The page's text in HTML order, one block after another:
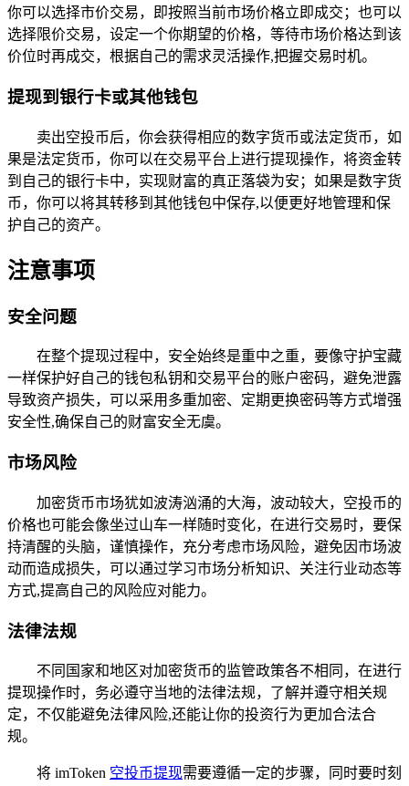
你可以选择市价交易，即按照当前市场价格立即成交；也可以
选择限价交易，设定一个你期望的价格，等待市场价格达到该
价位时再成交，根据自己的需求灵活操作,把握交易时机。
提现到银行卡或其他钱包
卖出空投币后，你会获得相应的数字货币或法定货币，如
果是法定货币，你可以在交易平台上进行提现操作，将资金转
到自己的银行卡中，实现财富的真正落袋为安；如果是数字货
币，你可以将其转移到其他钱包中保存,以便更好地管理和保
护自己的资产。
注意事项
安全问题
在整个提现过程中，安全始终是重中之重，要像守护宝藏
一样保护好自己的钱包私钥和交易平台的账户密码，避免泄露
导致资产损失，可以采用多重加密、定期更换密码等方式增强
安全性,确保自己的财富安全无虞。
市场风险
加密货币市场犹如波涛汹涌的大海，波动较大，空投币的
价格也可能会像坐过山车一样随时变化，在进行交易时，要保
持清醒的头脑，谨慎操作，充分考虑市场风险，避免因市场波
动而造成损失，可以通过学习市场分析知识、关注行业动态等
方式,提高自己的风险应对能力。
法律法规
不同国家和地区对加密货币的监管政策各不相同，在进行
提现操作时，务必遵守当地的法律法规，了解并遵守相关规
定，不仅能避免法律风险,还能让你的投资行为更加合法合
规。
将 imToken 空投币提现需要遵循一定的步骤，同时要时刻